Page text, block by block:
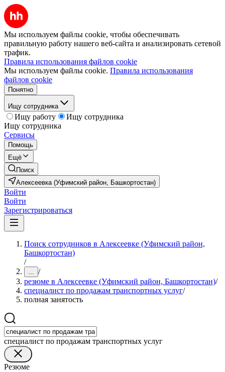
Мы используем файлы cookie, чтобы обеспечивать
правильную работу нашего веб-сайта и анализировать сетевой
трафик.
Правила использования файлов cookie
Мы используем файлы cookie. Правила использования
файлов cookie
Понятно
Ищу сотрудника
Ищу работу
Ищу сотрудника
Ищу сотрудника
Сервисы
Помощь
Ещё
Поиск
Алексеевка (Уфимский район, Башкортостан)
Войти
Войти
Зарегистрироваться
Поиск сотрудников в Алексеевке (Уфимский район,
Башкортостан)
/
... /
резюме в Алексеевке (Уфимский район, Башкортостан)/
специалист по продажам транспортных услуг/
полная занятость
специалист по продажам транспортных услуг
Резюме